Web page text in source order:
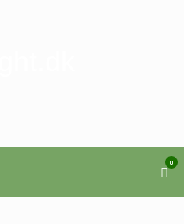
View
cart
0